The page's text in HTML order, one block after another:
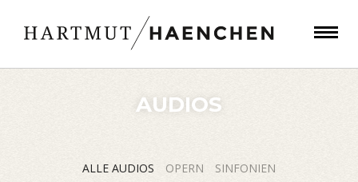
AUDIOS
ALLE AUDIOS OPERN
SINFONIEN